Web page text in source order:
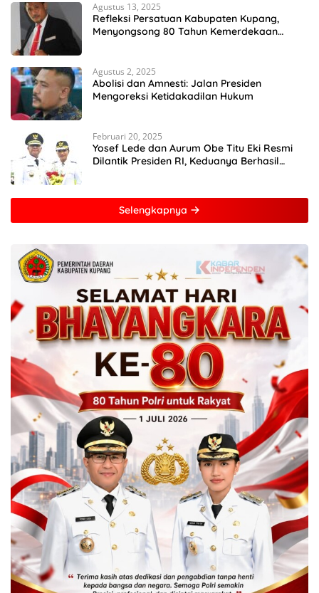
Agustus 13, 2025
Refleksi Persatuan Kabupaten Kupang,
Menyongsong 80 Tahun Kemerdekaan
Agustus 2, 2025
Abolisi dan Amnesti: Jalan Presiden
Mengoreksi Ketidakadilan Hukum
Februari 20, 2025
Yosef Lede dan Aurum Obe Titu Eki Resmi
Dilantik Presiden RI, Keduanya Berhasil
Selengkapnya